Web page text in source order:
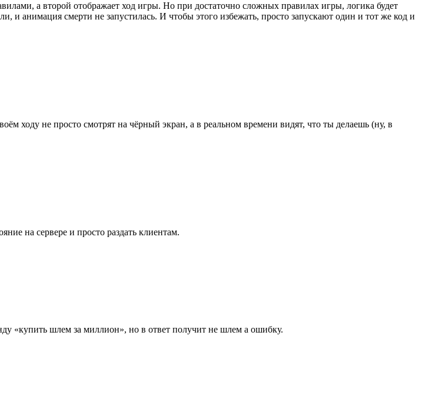
а второй отображает ход игры. Но при достаточно сложных правилах игры, логика будет
и анимация смерти не запустилась. И чтобы этого избежать, просто запускают один и тот же код и
ходу не просто смотрят на чёрный экран, а в реальном времени видят, что ты делаешь (ну, в
на сервере и просто раздать клиентам.
«купить шлем за миллион», но в ответ получит не шлем а ошибку.